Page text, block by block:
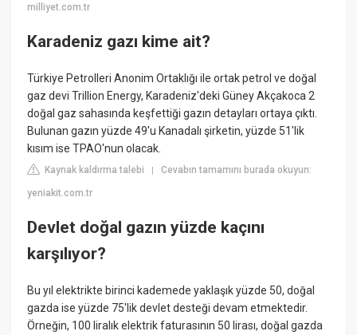
milliyet.com.tr
Karadeniz gazı kime ait?
Türkiye Petrolleri Anonim Ortaklığı ile ortak petrol ve doğal
gaz devi Trillion Energy, Karadeniz'deki Güney Akçakoca 2
doğal gaz sahasında keşfettiği gazın detayları ortaya çıktı.
Bulunan gazın yüzde 49'u Kanadalı şirketin, yüzde 51'lik
kısım ise TPAO'nun olacak.
Kaynak kaldırma talebi |Cevabın tamamını burada okuyun:
yeniakit.com.tr
Devlet doğal gazın yüzde kaçını
karşılıyor?
Bu yıl elektrikte birinci kademede yaklaşık yüzde 50, doğal
gazda ise yüzde 75'lik devlet desteği devam etmektedir.
Örneğin, 100 liralık elektrik faturasının 50 lirası, doğal gazda